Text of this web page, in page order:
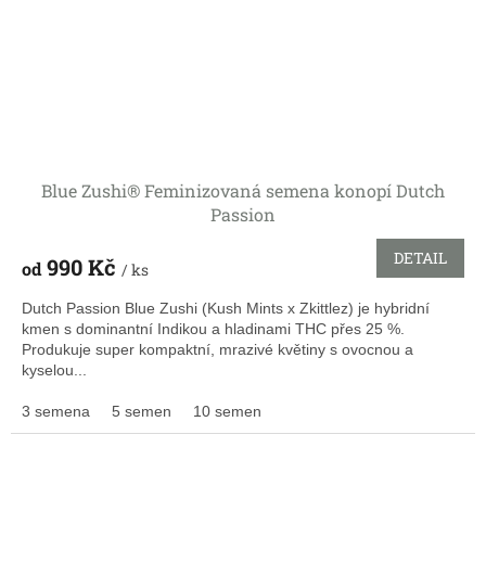
Blue Zushi® Feminizovaná semena konopí Dutch
Passion
od 990 Kč / ks
DETAIL
Dutch Passion Blue Zushi (Kush Mints x Zkittlez) je hybridní
kmen s dominantní Indikou a hladinami THC přes 25 %.
Produkuje super kompaktní, mrazivé květiny s ovocnou a
kyselou...
3 semena 5 semen 10 semen